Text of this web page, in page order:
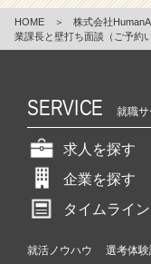
HOME ＞ 株式会社
業課長と壁打ち面談（ご予約
SERVICE 就職
求人を探す
企業を探す
タイムライン
就活ノウハウ 選考体験